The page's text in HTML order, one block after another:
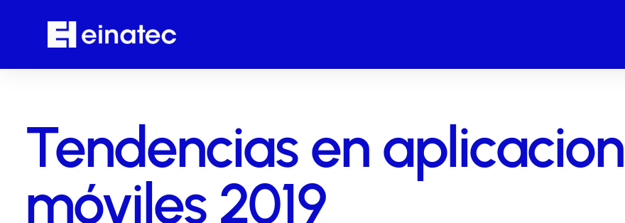
Tendencias en
móviles 2019